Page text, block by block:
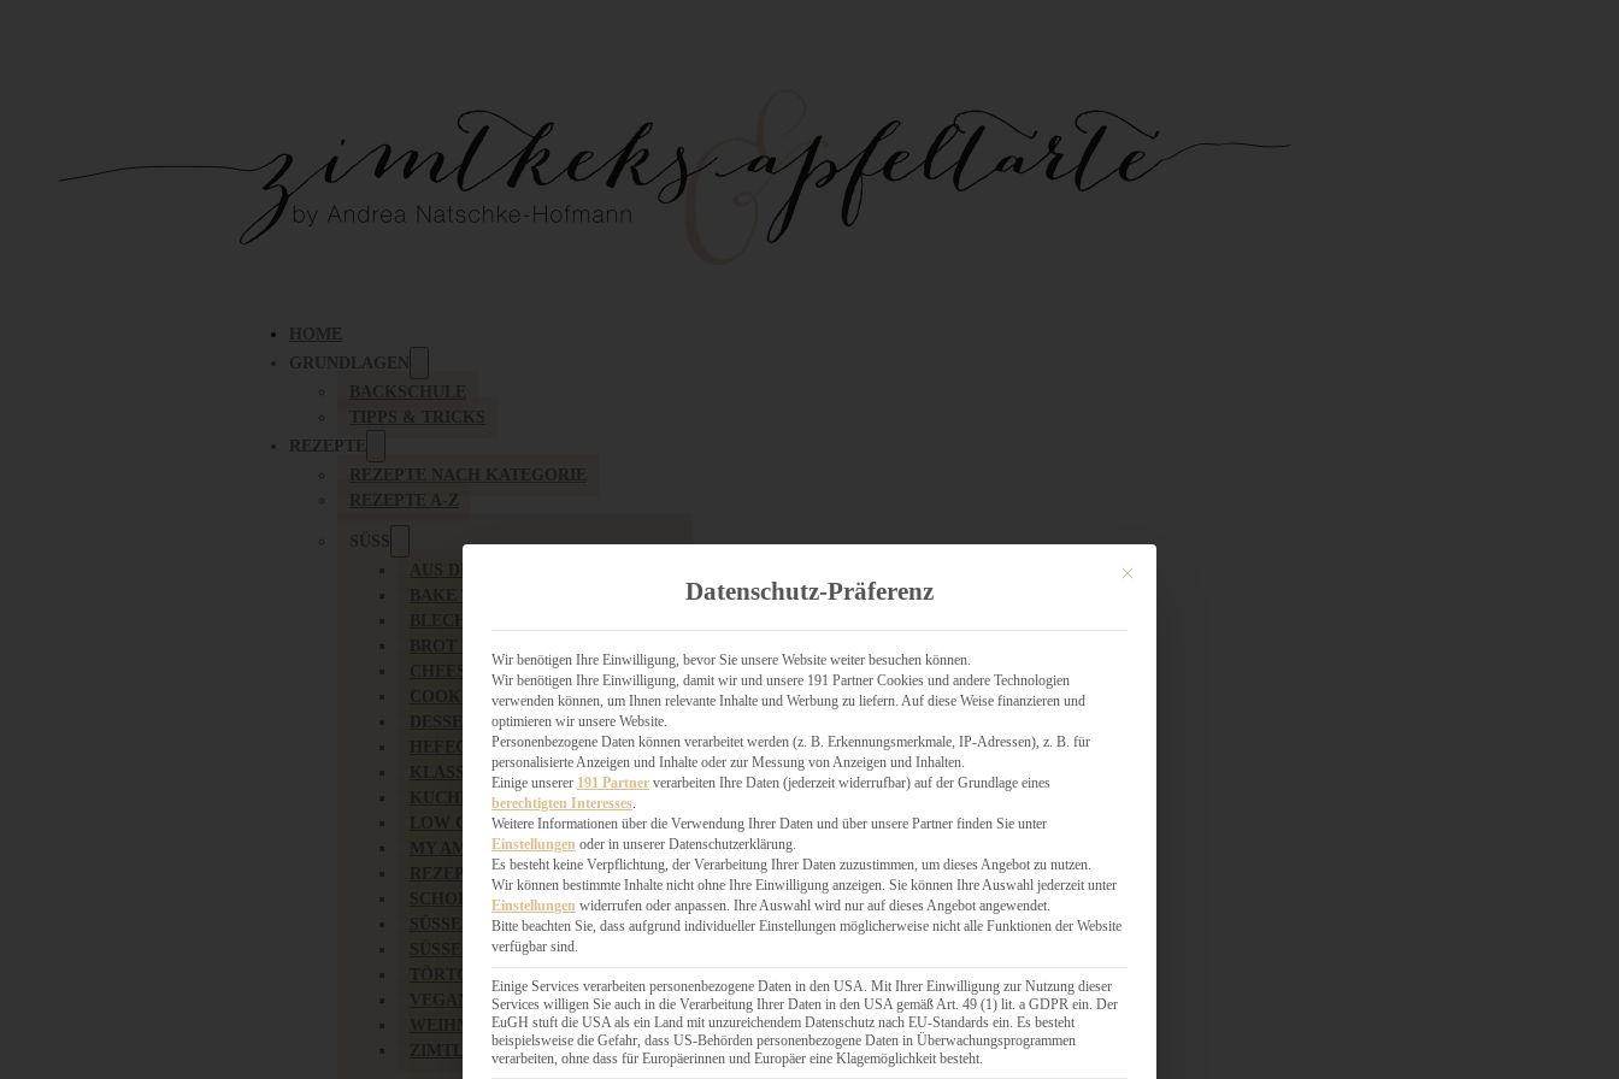
HOME
GRUNDLAGEN
BACKSCHULE
TIPPS & TRICKS
REZEPTE
REZEPTE NACH KATEGORIE
REZEPTE A-Z
SÜSS
AUS DEM OBSTGARTEN
CHEESECAKE & KÄSEKUCHEN
HEFEGEBÄCK
KLASSIKER
LOW CARB & GESÜNDER
MY AMERICAN BAKERY
REZEPTE ZU OSTERN
SCHOKOLADIGES
SÜSSES HAUPTGERICHT
SÜSSES KLEINGEBÄCK
VEGAN SÜSS
WEIHNACHTSBÄCKEREI
ZIMTLIEBE
Mit diesem Button wird der Dialog geschlossen. Seine Funktionalität ist identisch mit
Datenschutz-Präferenz
Wir benötigen Ihre Einwilligung, bevor Sie unsere Website weiter besuchen können.
Wir benötigen Ihre Einwilligung, damit wir und unsere 191 Partner Cookies und andere Technologien
verwenden können, um Ihnen relevante Inhalte und Werbung zu liefern. Auf diese Weise finanzieren und
optimieren wir unsere Website.
Personenbezogene Daten können verarbeitet werden (z. B. Erkennungsmerkmale, IP-Adressen), z. B. für
personalisierte Anzeigen und Inhalte oder zur Messung von Anzeigen und Inhalten.
Einige unserer 191 Partner verarbeiten Ihre Daten (jederzeit widerrufbar) auf der Grundlage eines
berechtigten Interesses.
Weitere Informationen über die Verwendung Ihrer Daten und über unsere Partner finden Sie unter
Einstellungen oder in unserer Datenschutzerklärung.
Es besteht keine Verpflichtung, der Verarbeitung Ihrer Daten zuzustimmen, um dieses Angebot zu nutzen.
Wir können bestimmte Inhalte nicht ohne Ihre Einwilligung anzeigen. Sie können Ihre Auswahl jederzeit unter
Einstellungen widerrufen oder anpassen. Ihre Auswahl wird nur auf dieses Angebot angewendet.
Bitte beachten Sie, dass aufgrund individueller Einstellungen möglicherweise nicht alle Funktionen der Website
verfügbar sind.
Einige Services verarbeiten personenbezogene Daten in den USA. Mit Ihrer Einwilligung zur Nutzung dieser
Services willigen Sie auch in die Verarbeitung Ihrer Daten in den USA gemäß Art. 49 (1) lit. a GDPR ein. Der
EuGH stuft die USA als ein Land mit unzureichendem Datenschutz nach EU-Standards ein. Es besteht
beispielsweise die Gefahr, dass US-Behörden personenbezogene Daten in Überwachungsprogrammen
verarbeiten, ohne dass für Europäerinnen und Europäer eine Klagemöglichkeit besteht.